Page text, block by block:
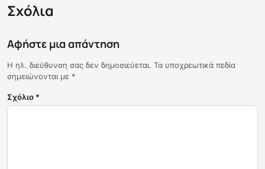
Σχόλια
Αφήστε μια απάντηση
Η ηλ. διεύθυνση σας δεν δημοσιεύεται. Τα υποχρεωτικά πεδία
σημειώνονται με *
Σχόλιο *